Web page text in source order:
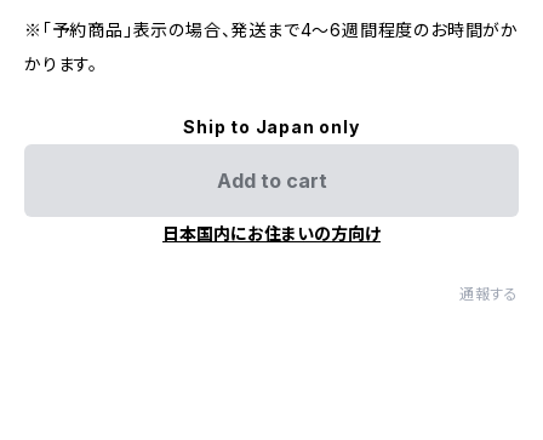
※「予約商品」表示の場合、発送まで4～6週間程度のお時間がか
かります。
Ship to Japan only
Add to cart
日本国内にお住まいの方向け
通報する